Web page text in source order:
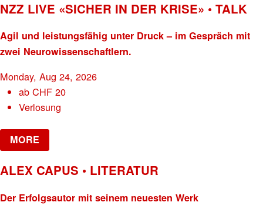
NZZ LIVE «SICHER IN DER KRISE» • TALK
Agil und leistungsfähig unter Druck – im Gespräch mit
zwei Neurowissenschaftlern.
Monday, Aug 24, 2026
abCHF 20
Verlosung
MORE
ALEX CAPUS • LITERATUR
Der Erfolgsautor mit seinem neuesten Werk